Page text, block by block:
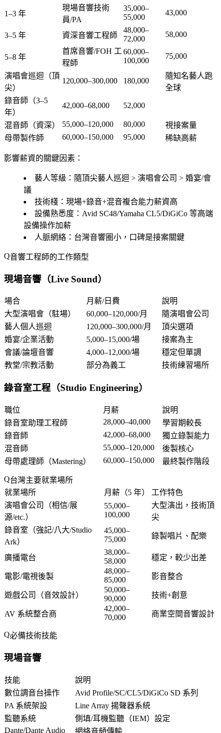
1–3 年
現場音響技術
員/PA
35,000–
55,000
43,000
3–5 年 資深音響工程師
48,000–
72,000
58,000
5–8 年
首席音響/FOH 工
程師
60,000–
100,000
75,000
演唱會巡迴（頂
尖）
120,000–300,000 180,000
隨知名藝人跑
全球
錄音師（3–5
年）
42,000–68,000 52,000
混音師（資深） 55,000–120,000 80,000
視接案量
母帶製作師
60,000–150,000 95,000 稀缺高薪
影響薪資的關鍵因素：
藝人等級 ：隨頂尖藝人巡迴 > 演唱會公司 > 婚宴/會
議
技術棧 ：現場+錄音+混音複合能力薪資高
設備熟悉度 ：Avid SC48/Yamaha CL5/DiGiCo 等高端
設備操作加薪
人脈網絡 ：台灣音響圈小，口碑是接案關鍵
音響工程師的工作類型
現場音響（Live Sound）
場合 月薪/日費
說明
大型演唱會（駐場）
60,000–120,000/月
隨演唱會公司
藝人個人巡迴
120,000–300,000/月
頂尖選項
婚宴/企業活動
5,000–15,000/場
接案為主
會議/論壇音響
4,000–12,000/場
穩定但單調
教堂/宗教活動
部分為義工 技術練習場所
錄音室工程（Studio Engineering）
職位 月薪
說明
錄音室助理工程師
28,000–40,000
學習期較長
錄音師
42,000–68,000
獨立錄製能力
混音師
55,000–120,000
後製核心
母帶處理師（Mastering）
60,000–150,000 最終製作階段
台灣主要就業場所
就業場所
月薪（5 年）
工作特色
演唱會公司（相信/展
源/etc.）
55,000–
100,000
大型演出，技術頂
尖
錄音室（強記/八大/Studio
Ark）
45,000–
75,000
錄製唱片、配樂
廣播電台
38,000–
58,000
穩定，較少出差
電影/電視後製
48,000–
85,000
影音整合
遊戲公司（音效設計）
50,000–
90,000
技術+創意
AV 系統整合商
42,000–
70,000
商業空間音響設計
必備技術技能
現場音響
技能
說明
數位調音台操作
Avid Profile/SC/CL5/DiGiCo SD 系列
PA 系統架設
Line Array 揚聲器系統
監聽系統
側填/耳機監聽（IEM）設定
Dante/Dante Audio
網絡音頻傳輸